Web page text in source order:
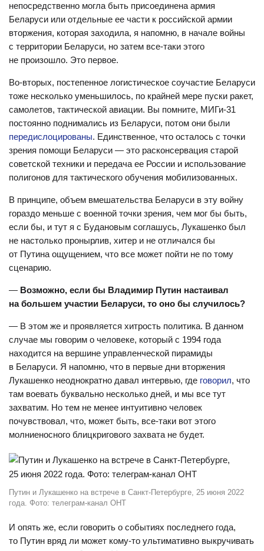
непосредственно могла быть присоединена армия
Беларуси или отдельные ее части к российской армии
вторжения, которая заходила, я напомню, в начале войны
с территории Беларуси, но затем все-таки этого
не произошло. Это первое.
Во-вторых, постепенное логистическое соучастие Беларуси
тоже несколько уменьшилось, по крайней мере пуски ракет,
самолетов, тактической авиации. Вы помните, МИГи-31
постоянно поднимались из Беларуси, потом они были
передислоцированы. Единственное, что осталось с точки
зрения помощи Беларуси — это расконсервация старой
советской техники и передача ее России и использование
полигонов для тактического обучения мобилизованных.
В принципе, объем вмешательства Беларуси в эту войну
гораздо меньше с военной точки зрения, чем мог бы быть,
если бы, и тут я с Будановым соглашусь, Лукашенко был
не настолько пронырлив, хитер и не отличался бы
от Путина ощущением, что все может пойти не по тому
сценарию.
— Возможно, если бы Владимир Путин настаивал
на большем участии Беларуси, то оно бы случилось?
— В этом же и проявляется хитрость политика. В данном
случае мы говорим о человеке, который с 1994 года
находится на вершине управленческой пирамиды
в Беларуси. Я напомню, что в первые дни вторжения
Лукашенко неоднократно давал интервью, где говорил, что
там воевать буквально несколько дней, и мы все тут
захватим. Но тем не менее интуитивно человек
почувствовал, что, может быть, все-таки вот этого
молниеносного блицкригового захвата не будет.
Путин и Лукашенко на встрече в Санкт-Петербурге, 25 июня 2022
года. Фото: телеграм-канал ОНТ
И опять же, если говорить о событиях последнего года,
то Путин вряд ли может кому-то ультимативно выкручивать